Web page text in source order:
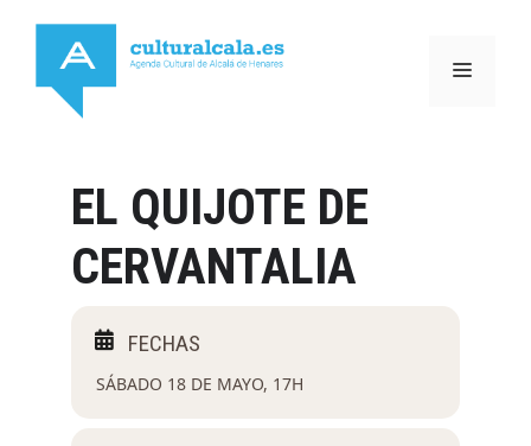
contenido
MENÚ
EL QUIJOTE DE
CERVANTALIA
SÁBADO 18 DE MAYO, 17H